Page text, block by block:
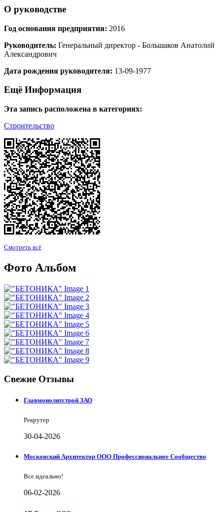
О руководстве
Год основания предприятия: 2016
Руководитель: Генеральный директор - Большаков Анатолий
Александрович
Дата рождения руководителя: 13-09-1977
Ещё Информация
Эта запись расположена в категориях:
Строительство
Смотреть всё
Фото Альбом
Свежие Отзывы
Главмонолитстрой ЗАО
Рекрутер
30-04-2026
Московский Архитектор ООО Профессиональное Сообщество
Все идеально!
06-02-2026